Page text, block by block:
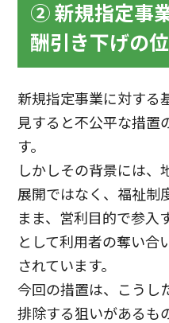
② 新規指定事
酬引き下げの
新規指定事業に対する
見すると不公平な措置
す。
しかしその背景には、
展開ではなく、福祉制
まま、営利目的で参入
として利用者の奪い合
されています。
今回の措置は、こうし
排除する狙いがあるも